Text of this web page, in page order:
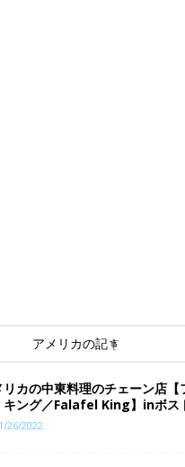
アメリカの記事
リカの中東料理のチェーン店【
キング／Falafel King】inボス
26/2022